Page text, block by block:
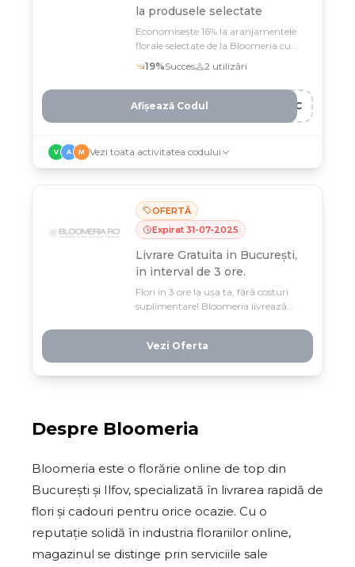
la produsele selectate
Economisește 16% la aranjamentele
florale selectate de la Bloomeria cu
codul E***
19%Succes 2 utilizări
PMC
Afișează Codul
V A M Vezi toata activitatea codului
OFERTĂ
Expirat 31-07-2025
Livrare Gratuita in București,
in interval de 3 ore.
Flori în 3 ore la ușa ta, fără costuri
suplimentare! Bloomeria livrează
Vezi Oferta
Despre Bloomeria
Bloomeria este o florărie online de top din
București și Ilfov, specializată în livrarea rapidă de
flori și cadouri pentru orice ocazie. Cu o
reputație solidă în industria florariilor online,
magazinul se distinge prin serviciile sale